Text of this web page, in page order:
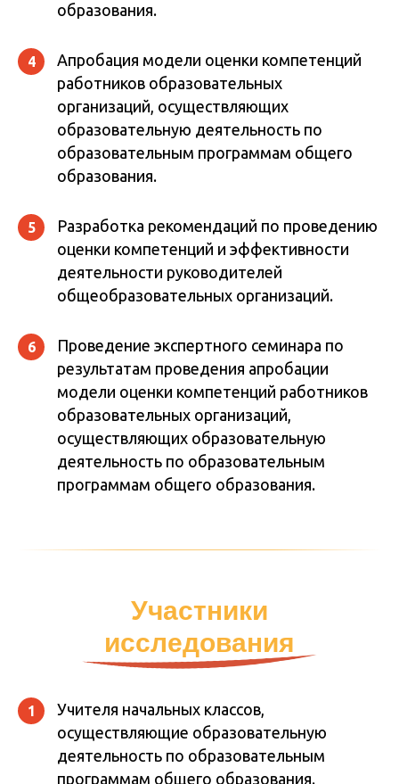
образования.
4
Апробация модели оценки компетенций
работников образовательных
организаций, осуществляющих
образовательную деятельность по
образовательным программам общего
образования.
5
Разработка рекомендаций по проведению
оценки компетенций и эффективности
деятельности руководителей
общеобразовательных организаций.
6
Проведение экспертного семинара по
результатам проведения апробации
модели оценки компетенций работников
образовательных организаций,
осуществляющих образовательную
деятельность по образовательным
программам общего образования.
Участники
исследования
1
Учителя начальных классов,
осуществляющие образовательную
деятельность по образовательным
программам общего образования.